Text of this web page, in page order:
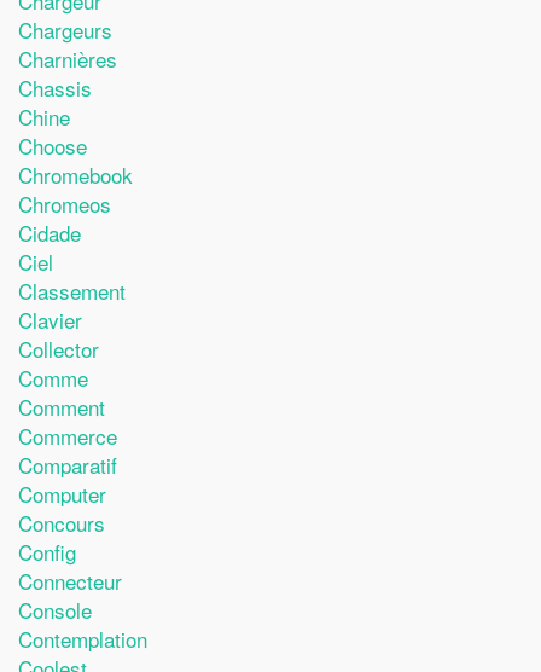
Chargeurs
Charnières
Chassis
Chine
Choose
Chromebook
Chromeos
Cidade
Ciel
Classement
Clavier
Collector
Comme
Comment
Commerce
Comparatif
Computer
Concours
Config
Connecteur
Console
Contemplation